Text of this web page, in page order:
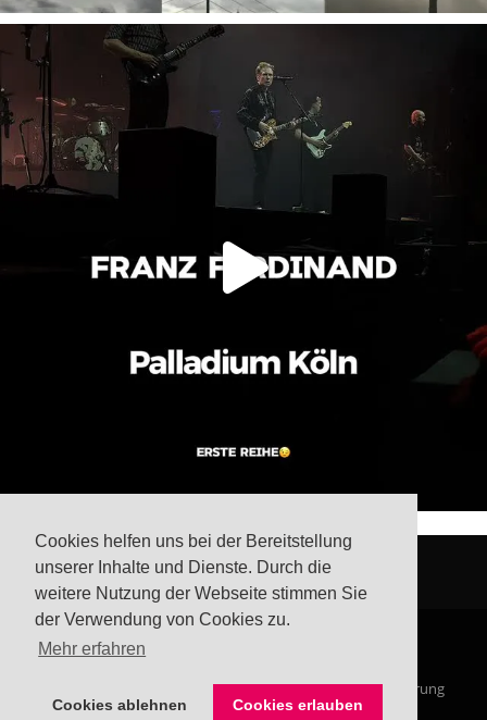
Cookies helfen uns bei der Bereitstellung
unserer Inhalte und Dienste. Durch die
weitere Nutzung der Webseite stimmen Sie
der Verwendung von Cookies zu.
Mehr erfahren
Cookies ablehnen Cookies erlauben
Impressum Datenschutzerklärung